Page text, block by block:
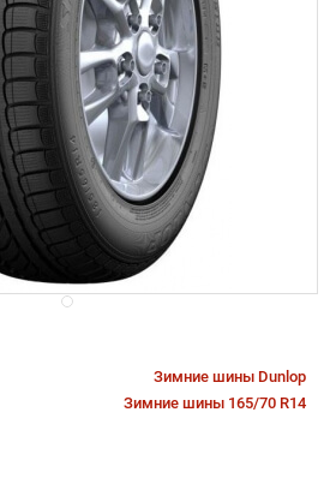
Зимние шины Dunlop
Зимние шины 165/70 R14